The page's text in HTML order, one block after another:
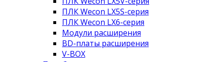
ПЛК Wecon LX5S-серия
ПЛК Wecon LX6-серия
Модули расширения
BD-платы расширения
V-BOX